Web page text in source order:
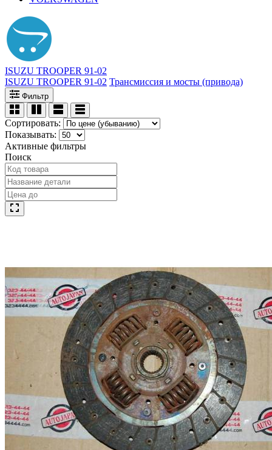
ISUZU TROOPER 91-02
ISUZU TROOPER 91-02 Трансмиссия и мосты (привода)
Фильтр
Сортировать:
Показывать:
Активные фильтры
Поиск